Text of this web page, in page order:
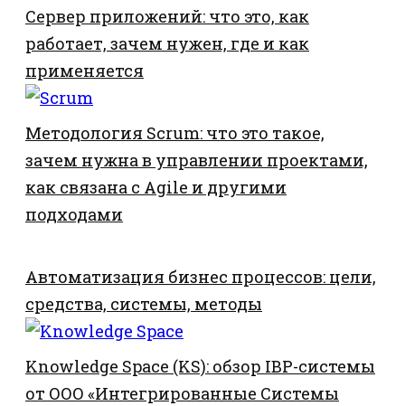
Сервер приложений: что это, как
работает, зачем нужен, где и как
применяется
Методология Scrum: что это такое,
зачем нужна в управлении проектами,
как связана с Agile и другими
подходами
Автоматизация бизнес процессов: цели,
средства, системы, методы
Knowledge Space (KS): обзор IBP-системы
от ООО «Интегрированные Системы